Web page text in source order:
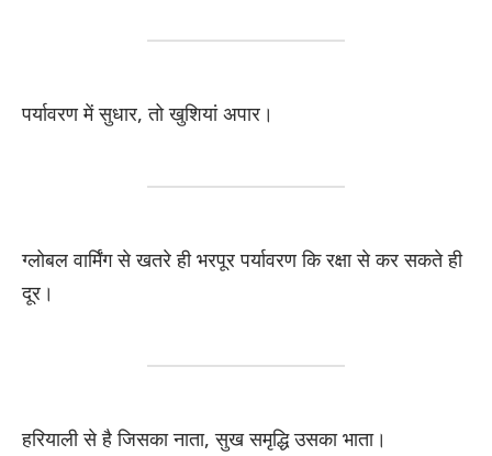
पर्यावरण में सुधार, तो खुशियां अपार।
ग्लोबल वार्मिंग से खतरे ही भरपूर पर्यावरण कि रक्षा से कर सकते ही
दूर।
हरियाली से है जिसका नाता, सुख समृद्धि उसका भाता।